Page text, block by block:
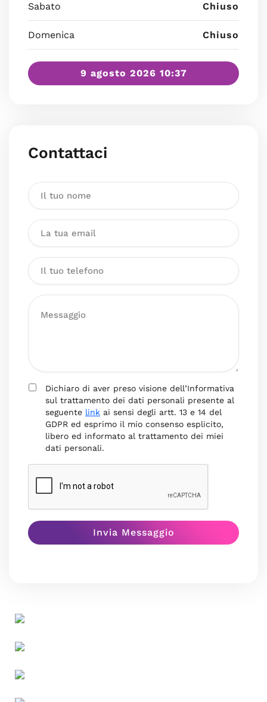
Sabato Chiuso
Domenica Chiuso
9 agosto 2026 10:37
Contattaci
Dichiaro di aver preso visione dell’Informativa
sul trattamento dei dati personali presente al
seguente link ai sensi degli artt. 13 e 14 del
GDPR ed esprimo il mio consenso esplicito,
libero ed informato al trattamento dei miei
dati personali.